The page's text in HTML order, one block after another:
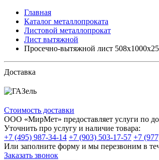
Главная
Каталог металлопроката
Листовой металлопрокат
Лист вытяжной
Просечно-вытяжной лист
Доставка
Стоимость доставки
ООО «МирМет» предоставляет услуги по
Уточнить про услугу и наличие товара:
+7 (495) 987-34-14 +7 (903) 503-17-57 +7
Или заполните форму и мы перезвоним в
Заказать звонок